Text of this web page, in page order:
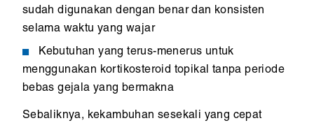
sudah digunakan dengan benar dan konsisten
selama waktu yang wajar
Kebutuhan yang terus-menerus untuk
menggunakan kortikosteroid topikal tanpa periode
bebas gejala yang bermakna
Sebaliknya, kekambuhan sesekali yang cepat